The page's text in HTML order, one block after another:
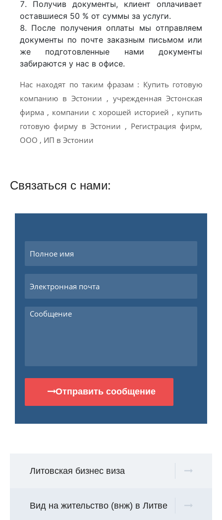
Литовская бизнес виза
Вид на жительство (внж) в Литве
Получив документы, клиент оплачивает
оставшиеся 50 % от суммы за услуги.
После получения оплаты мы отправляем
документы по почте заказным письмом или
же подготовленные нами документы
забираются у нас в офисе.
Нас находят по таким фразам : Купить готовую
компанию в Эстонии , учрежденная Эстонская
фирма , компании с хорошей историей , купить
готовую фирму в Эстонии , Регистрация фирм,
ООО , ИП в Эстонии
Связаться с нами:
Отправить сообщение